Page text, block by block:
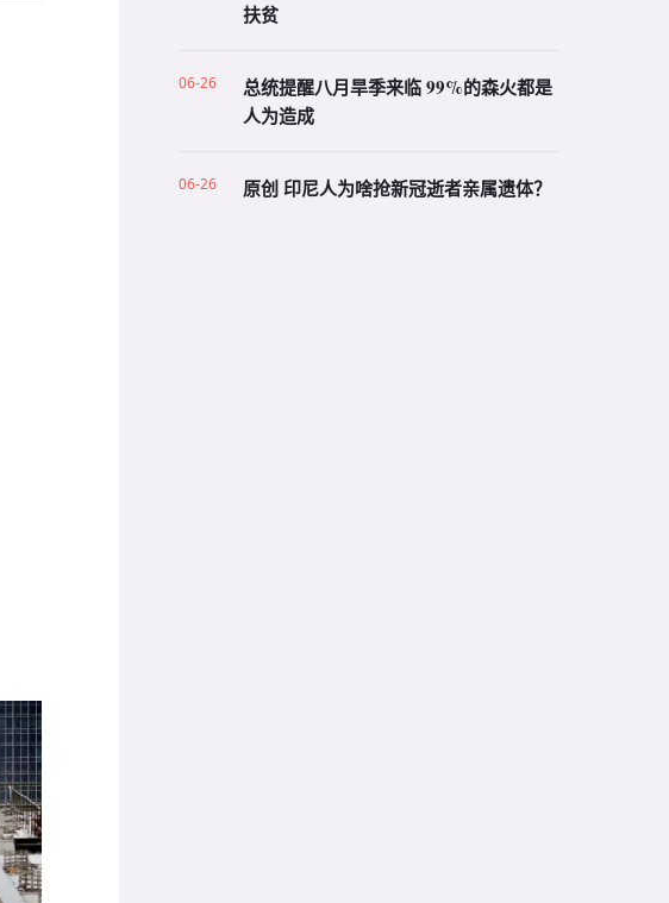
扶贫
06-26
总统提醒八月旱季来临 99%的森火都是
人为造成
06-26 原创 印尼人为啥抢新冠逝者亲属遗体？